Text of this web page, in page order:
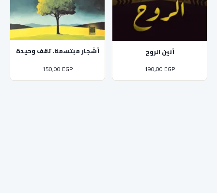
أنين الروح
190,00 EGP
أشجار مبتسمة، تقف وحيدة
150,00 EGP